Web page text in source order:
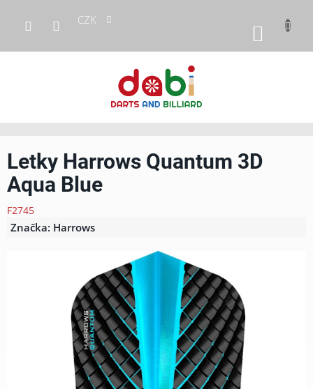
obsah
CZK
KOŠÍK
Letky Harrows Quantum 3D
Aqua Blue
F2745
Značka: Harrows